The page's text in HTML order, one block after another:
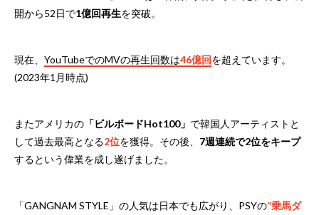
開から52日で1億回再生を突破。
現在、 YouTubeでのMVの再生回数は46億回を超えています。
(2023年1月時点)
またアメリカの 「ビルボードHot100」 で韓国人アーティストと
して過去最高となる2位を獲得。その後、 7週連続で2位をキープ
するという偉業を成し遂げました。
「GANGNAM STYLE」の人気は日本でも広がり、PSYの“乗馬ダ